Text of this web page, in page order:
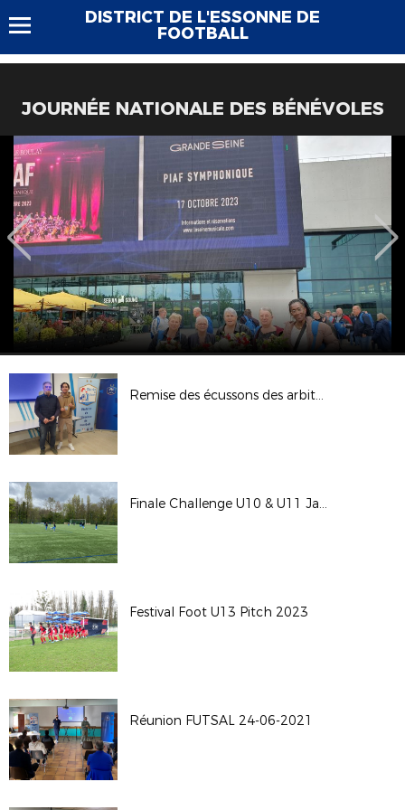
DISTRICT DE L'ESSONNE DE
FOOTBALL
JOURNÉE NATIONALE DES BÉNÉVOLES
Remise des écussons des arbitres 2023
Finale Challenge U10 & U11 Jacky Vivien
Festival Foot U13 Pitch 2023
Réunion FUTSAL 24-06-2021